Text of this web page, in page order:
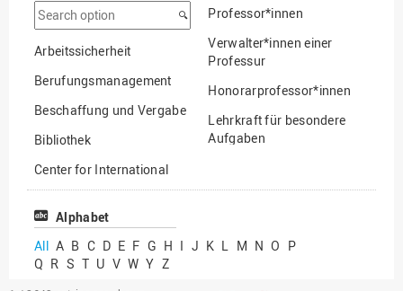
Search
option
Arbeitssicherheit
Berufungsmanagement
Beschaffung und Vergabe
Bibliothek
Center for International
Mobility
Center for International
Chancengerechtigkeit
Professor*innen
Verwalter*innen einer
Professur
Honorarprofessor*innen
Lehrkraft für besondere
Aufgaben
Professor*innen im
Alphabet
All A B C D E F G H I J K L M N O P
Q R S T U V W Y Z